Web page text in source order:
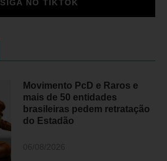
SIGA NO TIKTOK
Movimento PcD e Raros e
mais de 50 entidades
brasileiras pedem retratação
do Estadão